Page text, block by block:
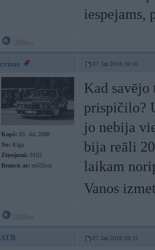
iespejams,
crime 07. Jan 2018, 00:45
Kopš: 03. Jul 2008
No: Rīga
Ziņojumi: 9163
Braucu ar: m635csi
Kad savējo
prispičilo?
jo nebija
bija reāli
laikam
Vanos
ATB 07. Jan 2018, 09:31